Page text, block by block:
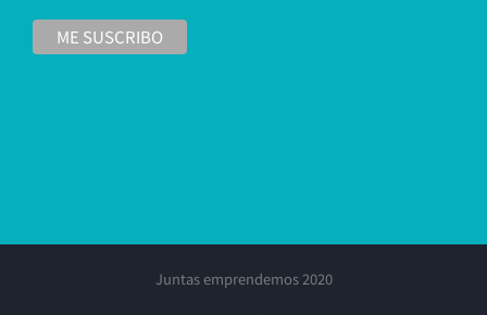
Juntas emprendemos 2020